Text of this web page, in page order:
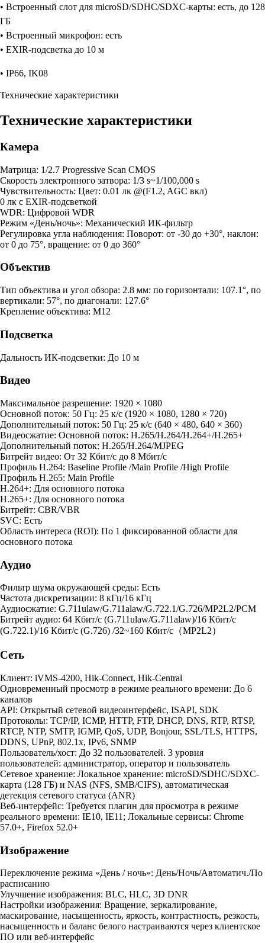
• Встроенный слот для microSD/SDHC/SDXC-карты: есть, до 128
ГБ
• Встроенный микрофон: есть
• EXIR-подсветка до 10 м
• IP66, IK08
Технические характеристики
Технические характеристики
Камера
Матрица: 1/2.7 Progressive Scan CMOS
Скорость электронного затвора: 1/3 s~1/100,000 s
Чувствительность: Цвет: 0.01 лк @(F1.2, AGC вкл)
0 лк с EXIR-подсветкой
WDR: Цифровой WDR
Режим «День/ночь»: Механический ИК-фильтр
Регулировка угла наблюдения: Поворот: от -30 до +30°, наклон:
от 0 до 75°, вращение: от 0 до 360°
Объектив
Тип объектива и угол обзора: 2.8 мм: по горизонтали: 107.1°, по
вертикали: 57°, по диагонали: 127.6°
Крепление объектива: M12
Подсветка
Дальность ИК-подсветки: До 10 м
Видео
Максимальное разрешение: 1920 × 1080
Основной поток: 50 Гц: 25 к/с (1920 × 1080, 1280 × 720)
Дополнительный поток: 50 Гц: 25 к/с (640 × 480, 640 × 360)
Видеосжатие: Основной поток: H.265/H.264/H.264+/H.265+
Дополнительный поток: H.265/H.264/MJPEG
Битрейт видео: От 32 Кбит/с до 8 Мбит/с
Профиль H.264: Baseline Profile /Main Profile /High Profile
Профиль H.265: Main Profile
H.264+: Для основного потока
H.265+: Для основного потока
Битрейт: CBR/VBR
SVC: Есть
Область интереса (ROI): По 1 фиксированной области для
основного потока
Аудио
Фильтр шума окружающей среды: Есть
Частота дискретизации: 8 кГц/16 кГц
Аудиосжатие: G.711ulaw/G.711alaw/G.722.1/G.726/MP2L2/PCM
Битрейт аудио: 64 Кбит/с (G.711ulaw/G.711alaw)/16 Кбит/с
(G.722.1)/16 Кбит/с (G.726) /32~160 Кбит/с（MP2L2）
Сеть
Клиент: iVMS-4200, Hik-Connect, Hik-Central
Одновременный просмотр в режиме реального времени: До 6
каналов
API: Открытый сетевой видеоинтерфейс, ISAPI, SDK
Протоколы: TCP/IP, ICMP, HTTP, FTP, DHCP, DNS, RTP, RTSP,
RTCP, NTP, SMTP, IGMP, QoS, UDP, Bonjour, SSL/TLS, HTTPS,
DDNS, UPnP, 802.1x, IPv6, SNMP
Пользователь/хост: До 32 пользователей. 3 уровня
пользователей: администратор, оператор и пользователь
Сетевое хранение: Локальное хранение: microSD/SDHC/SDXC-
карта (128 ГБ) и NAS (NFS, SMB/CIFS), автоматическая
детекция сетевого статуса (ANR)
Веб-интерфейс: Требуется плагин для просмотра в режиме
реального времени: IE10, IE11; Локальные сервисы: Chrome
57.0+, Firefox 52.0+
Изображение
Переключение режима «День / ночь»: День/Ночь/Автоматич./По
расписанию
Улучшение изображения: BLC, HLC, 3D DNR
Настройки изображения: Вращение, зеркалирование,
маскирование, насыщенность, яркость, контрастность, резкость,
насыщенность и баланс белого настраиваются через клиентское
ПО или веб-интерфейс